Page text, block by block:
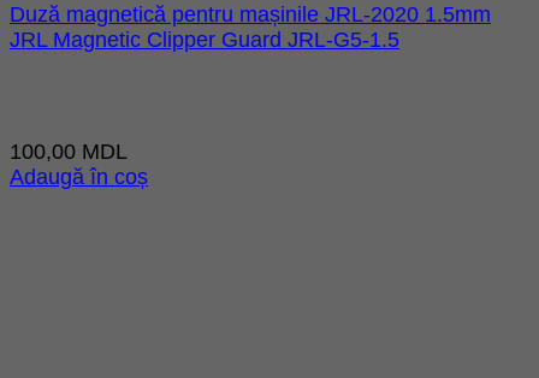
Duză magnetică pentru mașinile JRL-2020 1.5mm
JRL Magnetic Clipper Guard JRL-G5-1.5
100,00 MDL
Adaugă în coș